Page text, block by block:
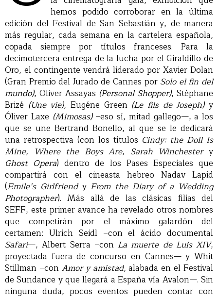
hemos podido corroborar en la última
edición del Festival de San Sebastián y, de manera
más regular, cada semana en la cartelera española,
copada siempre por títulos franceses. Para la
decimotercera entrega de la lucha por el Giraldillo de
Oro, el contingente vendrá liderado por Xavier Dolan
(Gran Premio del Jurado de Cannes porSolo el fin del
mundo), Oliver Assayas (Personal Shopper), Stéphane
Brizé (Une vie), Eugéne Green (Le fils de Joseph)y
Óliver Laxe (Mimosas) –eso sí, mitad gallego—, a los
que se une Bertrand Bonello, al que se le dedicará
una retrospectiva (con los títulos Cindy: the Doll Is
Mine, Where the Boys Are, Sarah Winchestery
Ghost Opera) dentro de los Pases Especiales que
compartirá con el cineasta hebreo Nadav Lapid
(Emile’s Girlfriendy From the Diary of a Wedding
Photographer). Más allá de las clásicas filias del
SEFF, este primer avance ha revelado otros nombres
que competirán por el máximo galardón del
certamen: Ulrich Seidl –con el ácido documental
Safari—, Albert Serra –con La muerte de Luis XIV,
proyectada fuera de concurso en Cannes— y Whit
Stillman –con Amor y amistad, alabada en el Festival
de Sundance y que llegará a España vía Avalon—. Sin
ninguna duda, pocos eventos pueden contar con